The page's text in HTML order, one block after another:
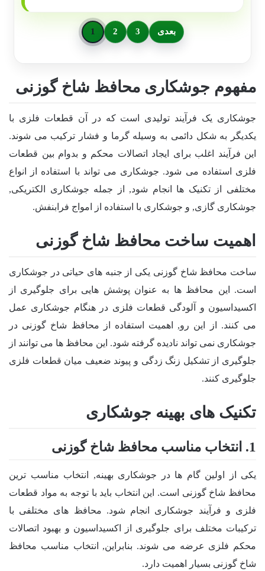
1 2 3 بعدی
مفهوم جوشکاری محافظ شاخ گوزنی
جوشکاری یک فرآیند تولیدی است که در آن قطعات فلزی با
یکدیگر به شکل دائمی به وسیله گرما و فشار ترکیب می شوند.
این فرآیند اغلب برای ایجاد اتصالات محکم و بدوام بین قطعات
فلزی استفاده می شود. جوشکاری می تواند با استفاده از انواع
مختلفی از تکنیک ها انجام شود, از جمله جوشکاری الکتریکی,
جوشکاری گازی, و جوشکاری با استفاده از امواج فرابنفش.
اهمیت ساخت محافظ شاخ گوزنی
ساخت محافظ شاخ گوزنی یکی از جنبه های حیاتی در جوشکاری
است. این محافظ ها به عنوان پوشش هایی برای جلوگیری از
اکسیداسیون و آلودگی قطعات فلزی در هنگام جوشکاری عمل
می کنند. از این رو, اهمیت استفاده از محافظ شاخ گوزنی در
جوشکاری نمی تواند نادیده گرفته شود. این محافظ ها می توانند از
جلوگیری از تشکیل زنگ زدگی و پیوند ضعیف میان قطعات فلزی
جلوگیری کنند.
تکنیک های بهینه جوشکاری
1. انتخاب مناسب محافظ شاخ گوزنی
یکی از اولین گام ها در جوشکاری بهینه, انتخاب مناسب ترین
محافظ شاخ گوزنی است. این انتخاب باید با توجه به مواد قطعات
فلزی و فرآیند جوشکاری انجام شود. محافظ های مختلفی با
ترکیبات مختلف برای جلوگیری از اکسیداسیون و بهبود اتصالات
محکم فلزی عرضه می شوند. بنابراین, انتخاب مناسب محافظ
شاخ گوزنی بسیار اهمیت دارد.